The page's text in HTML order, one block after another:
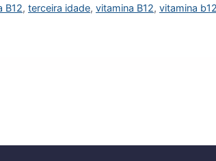
B12, terceira idade, vitamina B12, vitamina